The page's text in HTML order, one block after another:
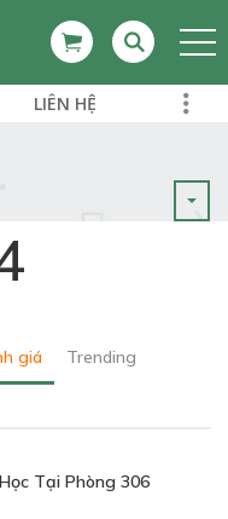
LIÊN HỆ
giá Trending
Tại Phòng 306